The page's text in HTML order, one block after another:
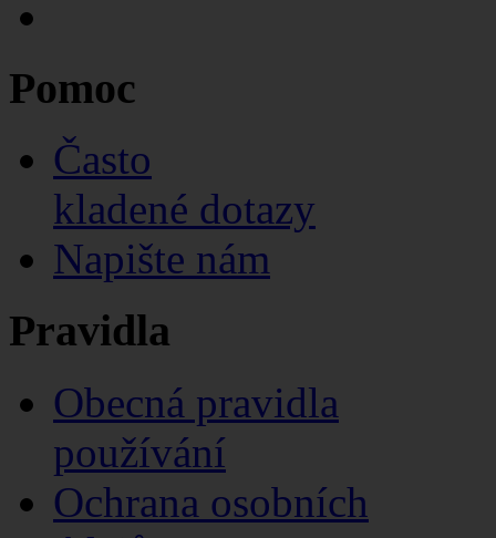
Pomoc
Často
kladené dotazy
Napište nám
Pravidla
Obecná pravidla
používání
Ochrana osobních